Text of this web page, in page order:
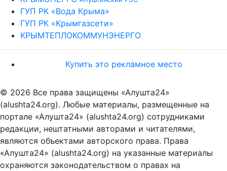
ГУП РК «Вода Крыма»
ГУП РК «Крымгазсети»
КРЫМТЕПЛОКОММУНЭНЕРГО
Купить это рекламное место
© 2026 Все права защищены «Алушта24»
(alushta24.org). Любые материалы, размещенные на
портале «Алушта24» (alushta24.org) сотрудниками
редакции, нештатными авторами и читателями,
являются объектами авторского права. Права
«Алушта24» (alushta24.org) на указанные материалы
охраняются законодательством о правах на